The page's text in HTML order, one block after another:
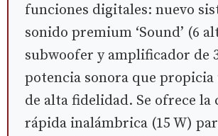
funciones digitales: nuevo
sonido premium ‘Sound’ (6
subwoofer y amplificador de
potencia sonora que propicia
de alta fidelidad. Se ofrece la
rápida inalámbrica (15 W)